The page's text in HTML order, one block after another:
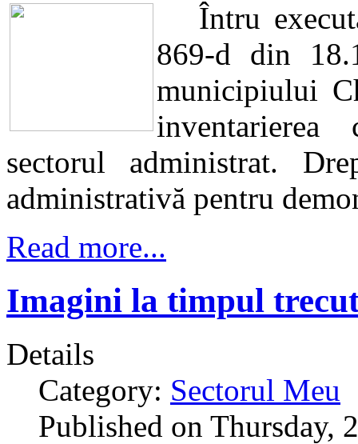
Întru
869-d din
municipiului
inventarierea
sectorul administrat.
administrativă pentru
Read more...
Imagini la timpul
Details
Category: Sectorul Meu
Published on Thursday,